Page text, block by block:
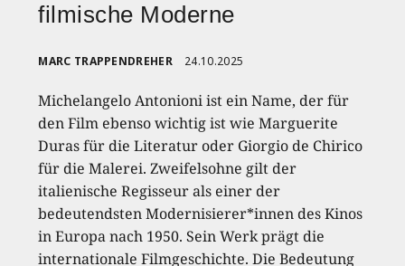
filmische Moderne
MARC TRAPPENDREHER 24.10.2025
Michelangelo Antonioni ist ein Name, der für
den Film ebenso wichtig ist wie Marguerite
Duras für die Literatur oder Giorgio de Chirico
für die Malerei. Zweifelsohne gilt der
italienische Regisseur als einer der
bedeutendsten Modernisierer*innen des Kinos
in Europa nach 1950. Sein Werk prägt die
internationale Filmgeschichte. Die Bedeutung